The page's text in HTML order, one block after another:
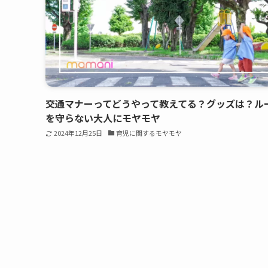
交通マナーってどうやって教えてる？グッズは？ル
を守らない大人にモヤモヤ
2024年12月25日 育児に関するモヤモヤ